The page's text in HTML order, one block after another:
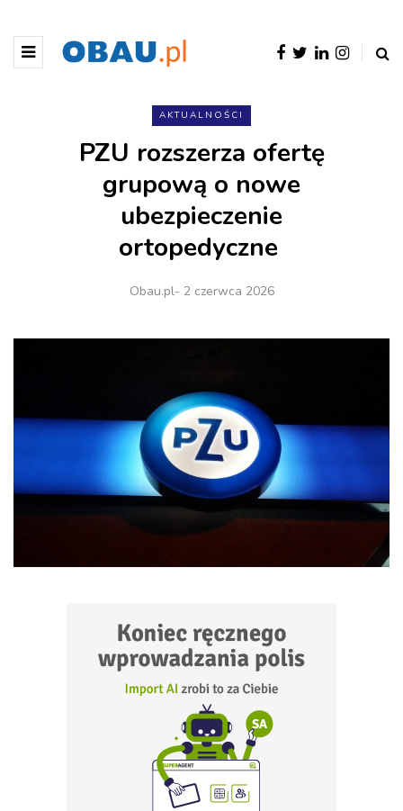
AKTUALNOŚCI
PZU rozszerza ofertę
grupową o nowe
ubezpieczenie
ortopedyczne
Obau.pl- 2 czerwca 2026